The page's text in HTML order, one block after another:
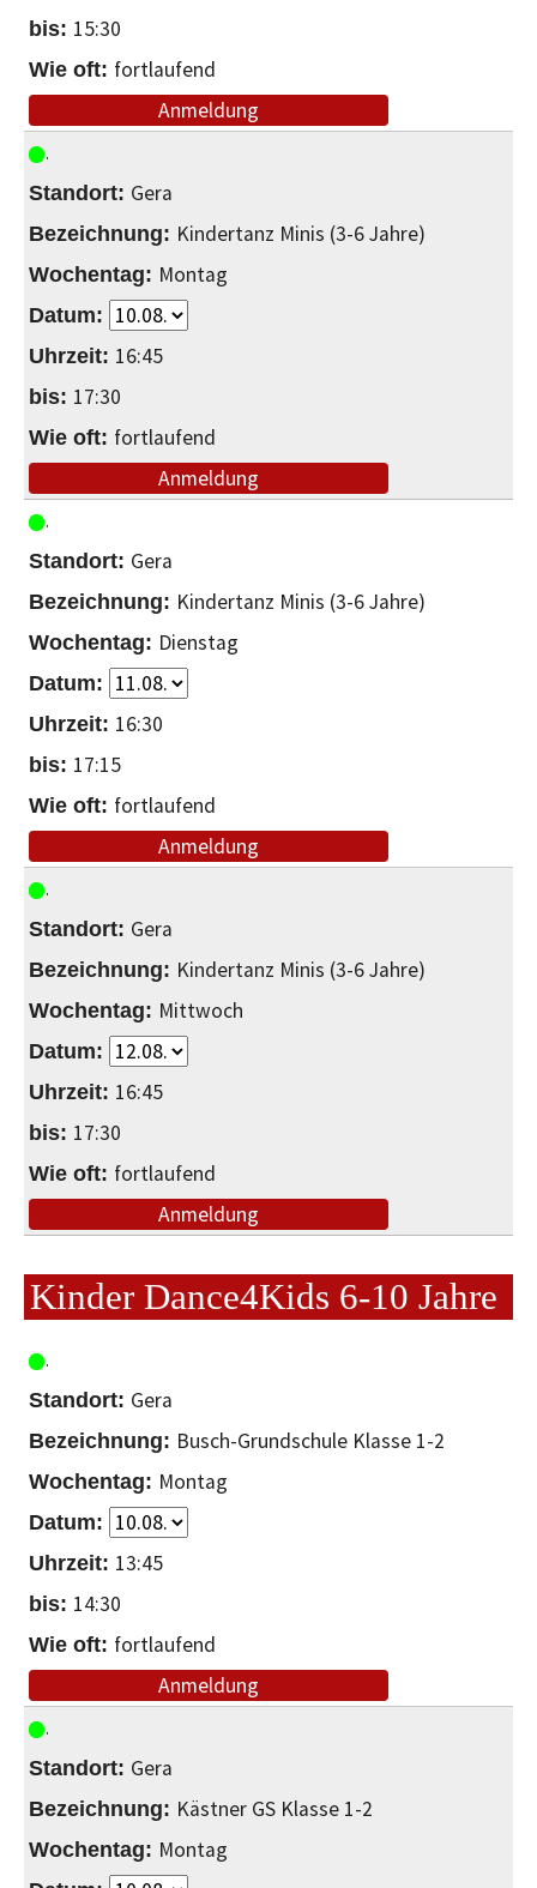
15:30
fortlaufend
Anmeldung
Gera
Kindertanz Minis (3-6 Jahre)
Montag
16:45
17:30
fortlaufend
Anmeldung
Gera
Kindertanz Minis (3-6 Jahre)
Dienstag
16:30
17:15
fortlaufend
Anmeldung
Gera
Kindertanz Minis (3-6 Jahre)
Mittwoch
16:45
17:30
fortlaufend
Anmeldung
Kinder Dance4Kids 6-10 Jahre
Gera
Busch-Grundschule Klasse 1-2
Montag
13:45
14:30
fortlaufend
Anmeldung
Gera
Kästner GS Klasse 1-2
Montag